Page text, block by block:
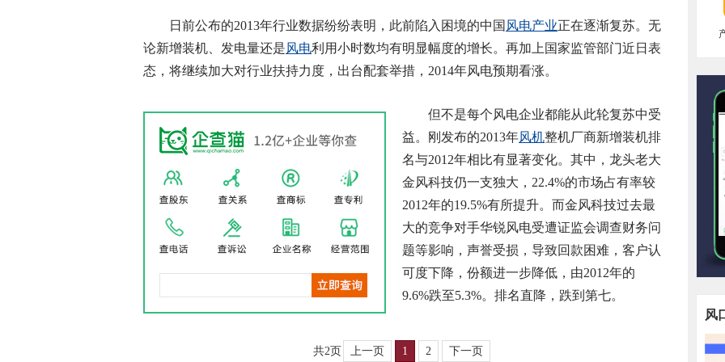
日前公布的2013年行业数据纷纷表明，此前陷入困境的中国 风电产业正在逐渐复苏。无
论新增装机、发电量还是风电利用小时数均有明显幅度的增长。再加上国家监管部门近日表
态，将继续加大对行业扶持力度，出台配套举措，2014年风电预期看涨。
但不是每个风电企业都能从此轮复苏中受
益。刚发布的2013年风机整机厂商新增装机排
名与2012年相比有显著变化。其中，龙头老大
金风科技仍一支独大，22.4%的市场占有率较
2012年的19.5%有所提升。而金风科技过去最
大的竞争对手华锐风电受遭证监会调查财务问
题等影响，声誉受损，导致回款困难，客户认
可度下降，份额进一步降低，由2012年的
9.6%跌至5.3%。排名直降，跌到第七。
共2页 上一页 1 2 下一页
风